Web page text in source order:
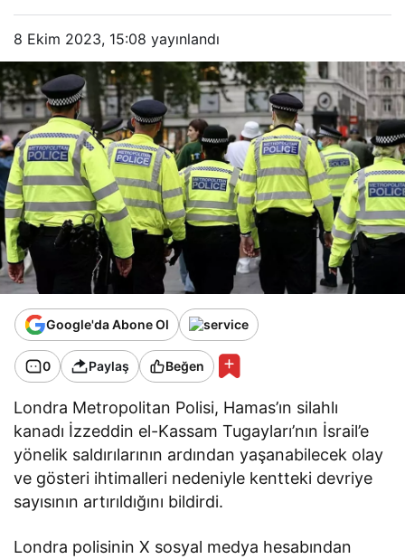
8 Ekim 2023, 15:08 yayınlandı
Google'da Abone Ol
0 Paylaş Beğen
Londra Metropolitan Polisi, Hamas’ın silahlı
kanadı İzzeddin el-Kassam Tugayları’nın İsrail’e
yönelik saldırılarının ardından yaşanabilecek olay
ve gösteri ihtimalleri nedeniyle kentteki devriye
sayısının artırıldığını bildirdi.
Londra polisinin X sosyal medya hesabından